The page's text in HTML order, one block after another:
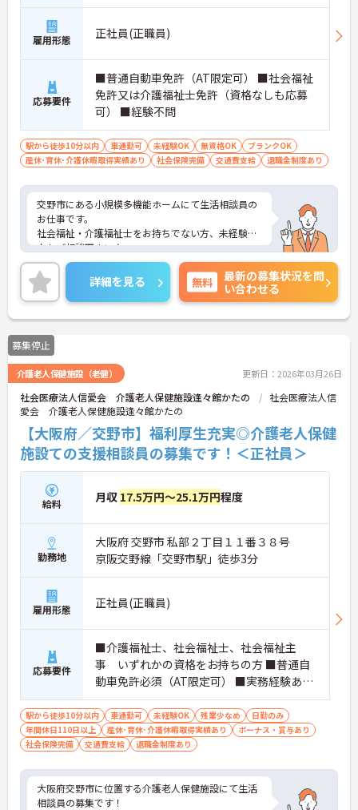
雇用形態 正社員(正職員)
応募要件
■普通自動車免許（AT限定可） ■社会福祉
免許又は介護福祉士免許（資格なしも応募
可） ■経験不問
駅から徒歩10分以内 車通勤可 未経験OK 無資格OK
ブランクOK
産休･育休･介護休暇取得実績あり
社会保険完備 交通費支給 退職金制度あり
交野市にある小規模多機能ホームにて生活相談員の
お仕事です。
社会福祉・介護福祉士をお持ちでない方、未経験の
方もご相談下さい♪
社会保険はもちろん育児休暇・退職金制度も整えて
いるので、安心してお仕事を続けられますよ。
ご興味がある方は是非一度マイナビまでお問い合わ
せください。さらに詳細などお伝えします！
詳細を見る 無料
最新の募集状況を問
い合わせる
募集停止
介護老人保健施設（老健） 更新日：2026年03月26日
社会医療法人信愛会 介護老人保健施設逢々館かたの
社会医療法人信
愛会 介護老人保健施設逢々館かたの
【大阪府／交野市】福利厚生充実◎介護老人保健
施設ての支援相談員の募集です！＜正社員＞
給料 月収 17.5万円～25.1万円程度
勤務地
大阪府 交野市 私部２丁目１１番３８号
京阪交野線「交野市駅」徒歩3分
雇用形態 正社員(正職員)
応募要件
■介護福祉士、社会福祉士、社会福祉主
事 いずれかの資格をお持ちの方 ■普通自
動車免許必須（AT限定可） ■実務経験あれ
ば優遇尚可
駅から徒歩10分以内 車通勤可 未経験OK 残業少なめ
日勤のみ
年間休日110日以上
産休･育休･介護休暇取得実績あり
ボーナス・賞与あり
社会保険完備
交通費支給 退職金制度あり
大阪府交野市に位置する介護老人保健施設にて生活
相談員の募集です！